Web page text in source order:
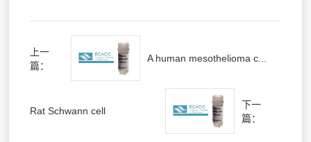
上一
篇：
A human mesothelioma c...
Rat Schwann cell
下一
篇：